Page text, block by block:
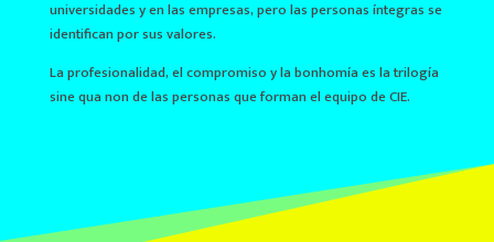
universidades y en las empresas, pero las personas íntegras se
identifican por sus valores.
La profesionalidad, el compromiso y la bonhomía es la trilogía
sine qua non de las personas que forman el equipo de CIE.